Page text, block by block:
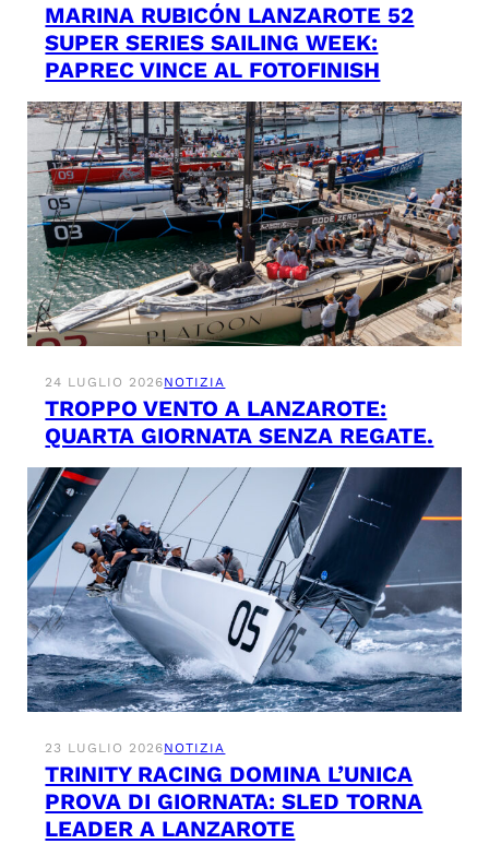
MARINA RUBICÓN LANZAROTE 52
SUPER SERIES SAILING WEEK:
PAPREC VINCE AL FOTOFINISH
24 LUGLIO 2026NOTIZIA
TROPPO VENTO A LANZAROTE:
QUARTA GIORNATA SENZA REGATE.
23 LUGLIO 2026NOTIZIA
TRINITY RACING DOMINA L’UNICA
PROVA DI GIORNATA: SLED TORNA
LEADER A LANZAROTE